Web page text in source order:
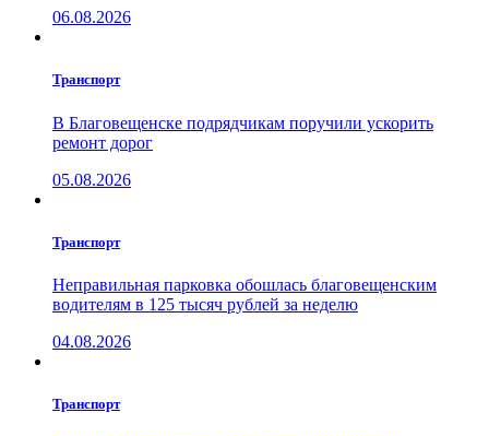
06.08.2026
Транспорт
В Благовещенске подрядчикам поручили ускорить
ремонт дорог
05.08.2026
Транспорт
Неправильная парковка обошлась благовещенским
водителям в 125 тысяч рублей за неделю
04.08.2026
Транспорт